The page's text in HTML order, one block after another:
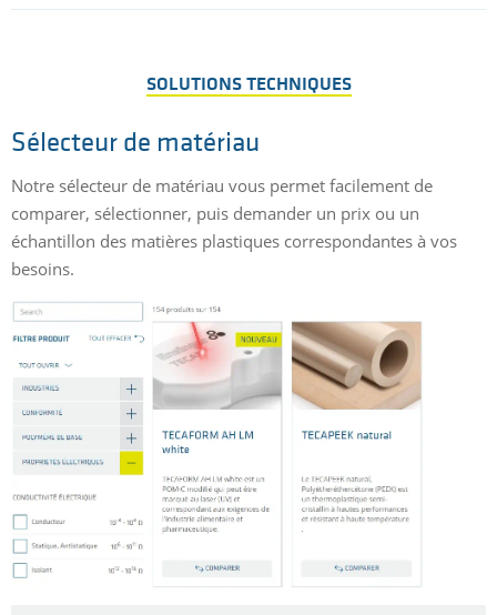
SOLUTIONS TECHNIQUES
Sélecteur de matériau
Notre sélecteur de matériau vous permet facilement de
comparer, sélectionner, puis demander un prix ou un
échantillon des matières plastiques correspondantes à vos
besoins.